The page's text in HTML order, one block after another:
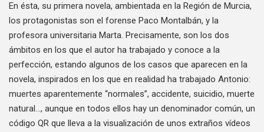
En ésta, su primera novela, ambientada en la Región de Murcia,
los protagonistas son el forense Paco Montalbán, y la
profesora universitaria Marta. Precisamente, son los dos
ámbitos en los que el autor ha trabajado y conoce a la
perfección, estando algunos de los casos que aparecen en la
novela, inspirados en los que en realidad ha trabajado Antonio:
muertes aparentemente “normales”, accidente, suicidio, muerte
natural…, aunque en todos ellos hay un denominador común, un
código QR que lleva a la visualización de unos extraños vídeos